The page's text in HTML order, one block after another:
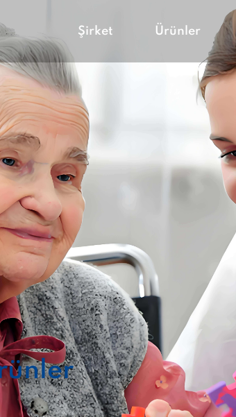
Şirket Ürünler
Evde bakım
Aktif yaşam
Bebek Bakımı
Veteriner Bakımı
Hastane